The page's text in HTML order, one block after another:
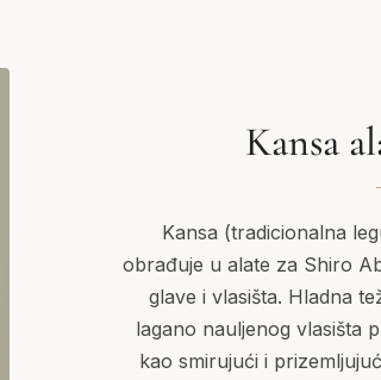
Kansa
Kansa (tradicionalna
obrađuje u alate za Shiro
glave i vlasišta. Hladna
lagano nauljenog vlasišta
kao smirujući i